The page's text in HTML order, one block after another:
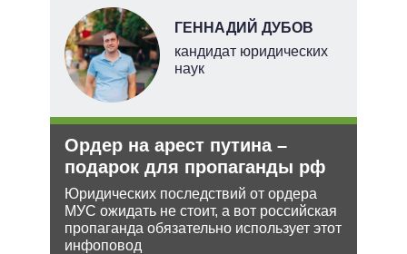
ГЕННАДИЙ ДУБОВ
кандидат юридических
наук
Ордер на арест путина –
подарок для пропаганды рф
Юридических последствий от ордера
МУС ожидать не стоит, а вот российская
пропаганда обязательно использует этот
инфоповод